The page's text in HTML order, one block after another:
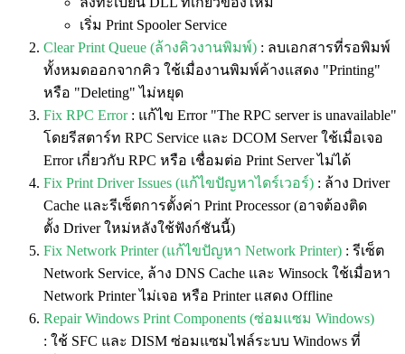
เริ่ม Print Spooler Service
Clear Print Queue (ล้างคิวงานพิมพ์) : ลบเอกสารที่รอพิมพ์
ทั้งหมดออกจากคิว ใช้เมื่องานพิมพ์ค้างแสดง "Printing"
หรือ "Deleting" ไม่หยุด
Fix RPC Error: แก้ไข Error "The RPC server is unavailable"
โดยรีสตาร์ท RPC Service และ DCOM Server ใช้เมื่อเจอ
Error เกี่ยวกับ RPC หรือ เชื่อมต่อ Print Server ไม่ได้
Fix Print Driver Issues (แก้ไขปัญหาไดร์เวอร์) : ล้าง Driver
Cache และรีเซ็ตการตั้งค่า Print Processor (อาจต้องติด
ตั้ง Driver ใหม่หลังใช้ฟังก์ชันนี้)
Fix Network Printer (แก้ไขปัญหา Network Printer) : รีเซ็ต
Network Service, ล้าง DNS Cache และ Winsock ใช้เมื่อหา
Network Printer ไม่เจอ หรือ Printer แสดง Offline
Repair Windows Print Components (ซ่อมแซม Windows)
: ใช้ SFC และ DISM ซ่อมแซมไฟล์ระบบ Windows ที่